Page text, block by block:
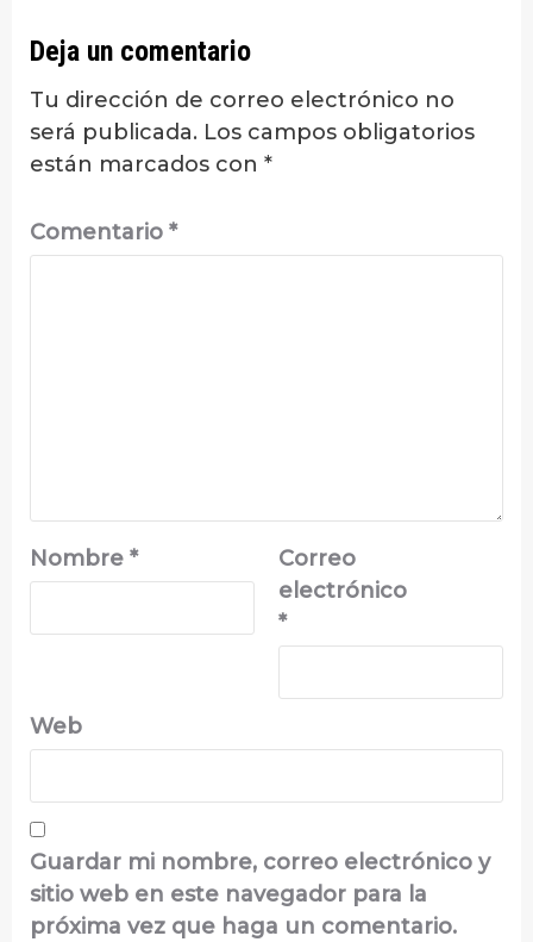
Deja un comentario
Tu dirección de correo electrónico no
será publicada. Los campos obligatorios
están marcados con *
Comentario *
Nombre *
Correo
electrónico
*
Web
Guardar mi nombre, correo electrónico y
sitio web en este navegador para la
próxima vez que haga un comentario.